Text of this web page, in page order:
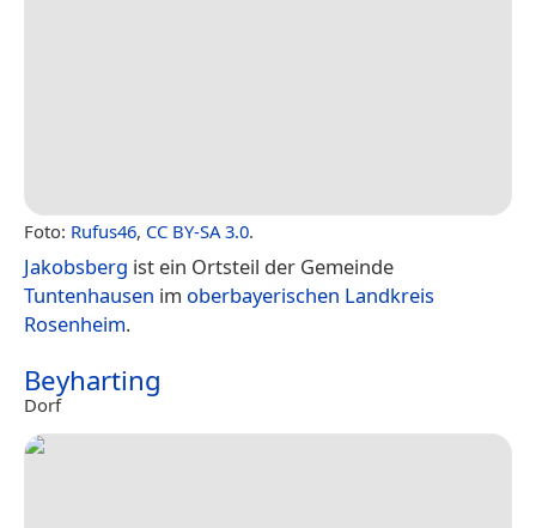
Foto: Rufus46, CC BY-SA 3.0.
Jakobsberg ist ein Ortsteil der Gemeinde
Tuntenhausen im oberbayerischen Landkreis
Rosenheim.
Beyharting
Dorf